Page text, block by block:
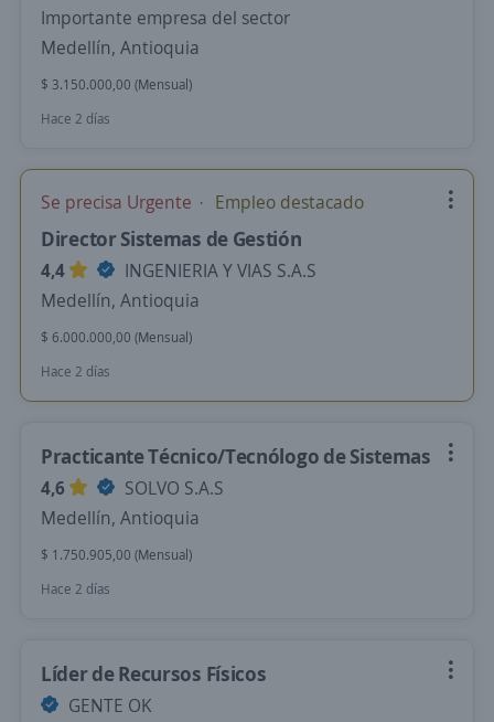
Importante empresa del sector
Medellín, Antioquia
$ 3.150.000,00 (Mensual)
Hace 2 días
Se precisa Urgente Empleo destacado
Director Sistemas de Gestión
4,4
INGENIERIA Y VIAS S.A.S
Medellín, Antioquia
$ 6.000.000,00 (Mensual)
Hace 2 días
Practicante Técnico/Tecnólogo de Sistemas
4,6
SOLVO S.A.S
Medellín, Antioquia
$ 1.750.905,00 (Mensual)
Hace 2 días
Líder de Recursos Físicos
GENTE OK